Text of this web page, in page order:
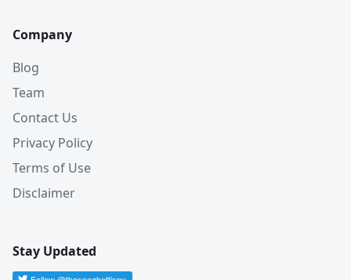
Company
Blog
Team
Contact Us
Privacy Policy
Terms of Use
Disclaimer
Stay Updated